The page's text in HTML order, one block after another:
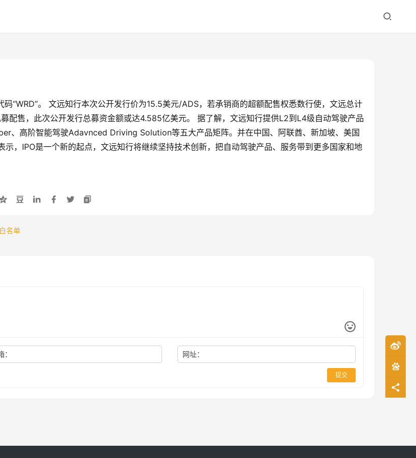
“WRD”。 文远知行本次公开发行价为15.5美元/ADS，若承销商的超额配售权悉数行使，文远总计
配售，此次公开发行总募资金额或达4.585亿美元。 据了解，文远知行提供L2到L4级自动驾驶产品
、高阶智能驾驶Adavnced Driving Solution等五大产品矩阵。并在中国、阿联酋、新加坡、美国
，IPO是一个新的起点，文远知行将继续坚持技术创新，把自动驾驶产品、服务带到更多国家和地
名单
： 网址：
提交